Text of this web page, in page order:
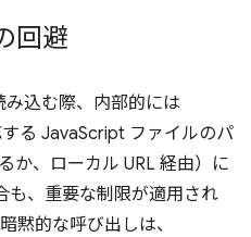
回避
込む際、内部的には
る JavaScript ファイルのパ
か、ローカル URL 経由）に
も、重要な制限が適用され
黙的な呼び出しは、